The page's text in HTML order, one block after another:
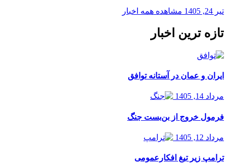
تیر 24, 1405 مشاهده همه اخبار
تازه ترین اخبار
ایران و عمان در آستانه توافق
مرداد 14, 1405
فرمول خروج از بن‌بست جنگ
مرداد 12, 1405
ترامپ زیر تیغ افکارعمومی